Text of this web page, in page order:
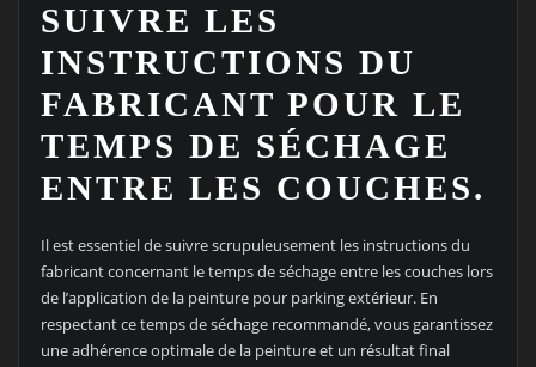
SUIVRE LES
INSTRUCTIONS DU
FABRICANT POUR LE
TEMPS DE SÉCHAGE
ENTRE LES COUCHES.
Il est essentiel de suivre scrupuleusement les instructions du
fabricant concernant le temps de séchage entre les couches lors
de l’application de la peinture pour parking extérieur. En
respectant ce temps de séchage recommandé, vous garantissez
une adhérence optimale de la peinture et un résultat final